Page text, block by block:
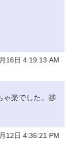
16日 4:19:13 AM
ゃ楽でした。捗
12日 4:36:21 PM